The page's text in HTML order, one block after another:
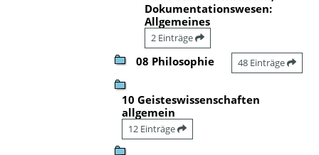
Dokumentationswesen:
Allgemeines
2 Einträge
08 Philosophie 48 Einträge
10 Geisteswissenschaften
allgemein
12 Einträge